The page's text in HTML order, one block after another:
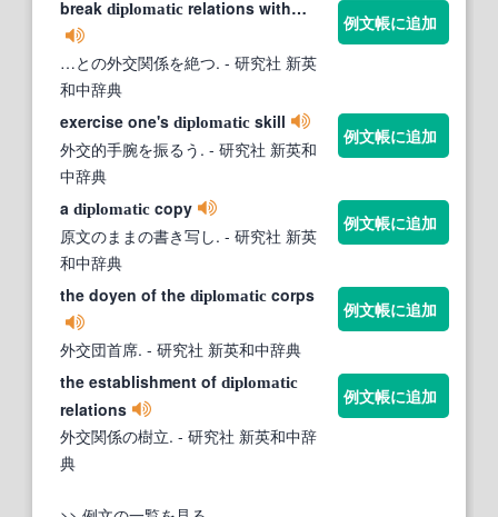
break diplomatic relations with…
…との外交関係を絶つ. - 研究社 新英
和中辞典
例文帳に追加
exercise one's diplomatic skill
外交的手腕を振るう. - 研究社 新英和
中辞典
例文帳に追加
a diplomatic copy
原文のままの書き写し. - 研究社 新英
和中辞典
例文帳に追加
the doyen of the diplomatic corps
外交団首席. - 研究社 新英和中辞典
例文帳に追加
the establishment of diplomatic
relations
外交関係の樹立. - 研究社 新英和中辞
典
例文帳に追加